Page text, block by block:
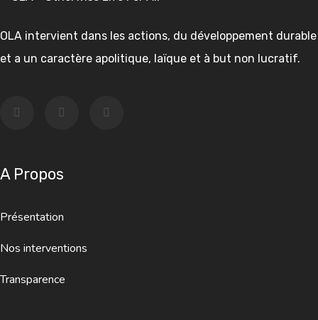
OLA intervient dans les actions, du développement durable
et a un caractère apolitique, laïque et à but non lucratif.
A Propos
Présentation
Nos interventions
Transparence